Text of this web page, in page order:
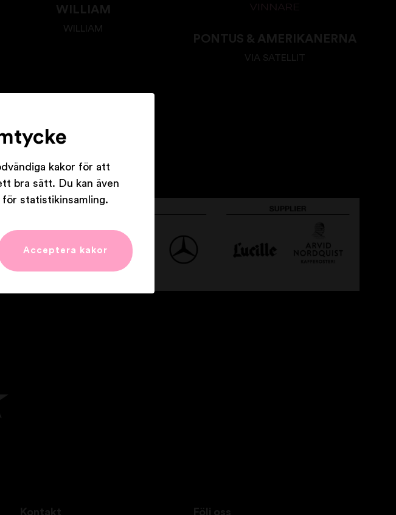
WILLIAM
WILLIAM
PONTUS & AMERIKANERNA
VIA SATELLIT
Kontakt Följ oss
kakor för att
bra sätt. Du kan även
statistikinsamling.
Acceptera kakor